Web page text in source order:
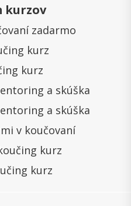
kurzov
zadarmo
kurz
kurz
a skúška
a skúška
v koučovaní
kurz
kurz